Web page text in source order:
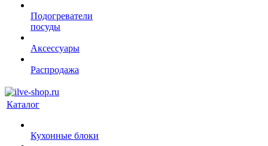
Подогреватели
посуды
Аксессуары
Распродажа
Каталог
Кухонные блоки